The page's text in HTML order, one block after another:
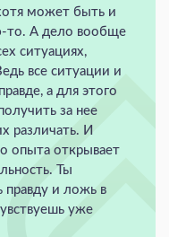
может быть и
то. А дело вообще
ситуациях,
все ситуации и
а для этого
за нее
различать. И
опыта открывает
Ты
правду и ложь в
уже